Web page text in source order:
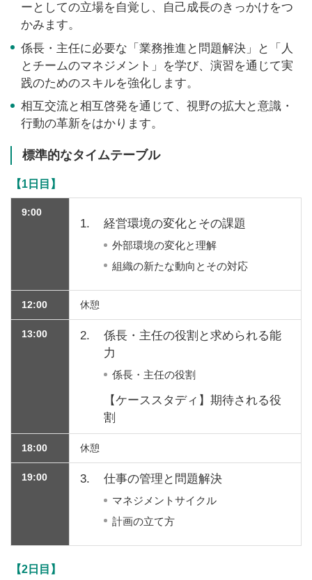
ーとしての立場を自覚し、自己成長のきっかけをつ
かみます。
係長・主任に必要な「業務推進と問題解決」と「人
とチームのマネジメント」を学び、演習を通じて実
践のためのスキルを強化します。
相互交流と相互啓発を通じて、視野の拡大と意識・
行動の革新をはかります。
標準的なタイムテーブル
【1日目】
9:00
1. 経営環境の変化とその課題
外部環境の変化と理解
組織の新たな動向とその対応
12:00 休憩
13:00 2.
係長・主任の役割と求められる能
力
係長・主任の役割
【ケーススタディ】期待される役
割
18:00 休憩
19:00 3. 仕事の管理と問題解決
マネジメントサイクル
計画の立て方
【2日目】